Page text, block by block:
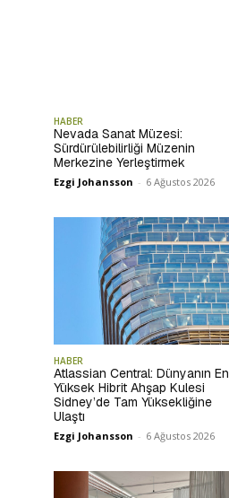
HABER
Nevada Sanat Müzesi:
Sürdürülebilirliği Müzenin
Merkezine Yerleştirmek
Ezgi Johansson - 6 Ağustos 2026
HABER
Atlassian Central: Dünyanın En
Yüksek Hibrit Ahşap Kulesi
Sidney’de Tam Yüksekliğine
Ulaştı
Ezgi Johansson - 6 Ağustos 2026